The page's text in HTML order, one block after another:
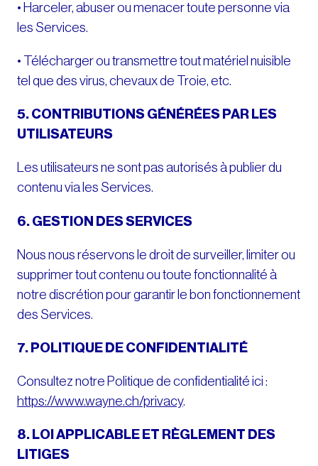
• Harceler, abuser ou menacer toute personne via
les Services.
• Télécharger ou transmettre tout matériel nuisible
tel que des virus, chevaux de Troie, etc.
5. CONTRIBUTIONS GÉNÉRÉES PAR LES
UTILISATEURS
Les utilisateurs ne sont pas autorisés à publier du
contenu via les Services.
6. GESTION DES SERVICES
Nous nous réservons le droit de surveiller, limiter ou
supprimer tout contenu ou toute fonctionnalité à
notre discrétion pour garantir le bon fonctionnement
des Services.
7. POLITIQUE DE CONFIDENTIALITÉ
Consultez notre Politique de confidentialité ici :
https://www.wayne.ch/privacy.
8. LOI APPLICABLE ET RÈGLEMENT DES
LITIGES